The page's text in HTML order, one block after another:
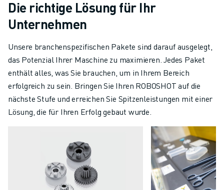
Die richtige Lösung für Ihr
Unternehmen
Unsere branchenspezifischen Pakete sind darauf ausgelegt,
das Potenzial Ihrer Maschine zu maximieren. Jedes Paket
enthält alles, was Sie brauchen, um in Ihrem Bereich
erfolgreich zu sein. Bringen Sie Ihren ROBOSHOT auf die
nächste Stufe und erreichen Sie Spitzenleistungen mit einer
Lösung, die für Ihren Erfolg gebaut wurde.